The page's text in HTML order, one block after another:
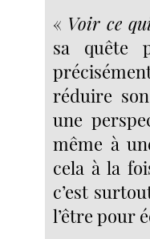
« Voir ce
sa quête
réduire
une
même à
cela à la
c’est
l’être pour